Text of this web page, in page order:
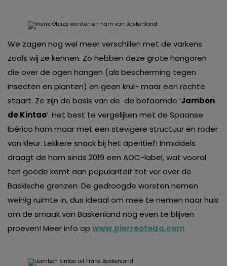
We zagen nog wel meer verschillen met de varkens
zoals wij ze kennen. Zo hebben deze grote hangoren
die over de ogen hangen (als bescherming tegen
insecten en planten) en geen krul- maar een rechte
staart. Ze zijn de basis van de de befaamde ‘Jambon
de Kintao’. Het best te vergelijken met de Spaanse
Ibérico ham maar met een stevigere structuur en roder
van kleur. Lekkere snack bij het aperitief! Inmiddels
draagt de ham sinds 2019 een AOC-label, wat vooral
ten goede komt aan populariteit tot ver over de
Baskische grenzen. De gedroogde worsten nemen
weinig ruimte in, dus ideaal om mee te nemen naar huis
om de smaak van Baskenland nog even te blijven
proeven! Meer info op www.pierreoteiza.com